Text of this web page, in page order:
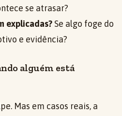
se atrasar?
explicadas? Se algo foge do
e evidência?
alguém está
Mas em casos reais, a